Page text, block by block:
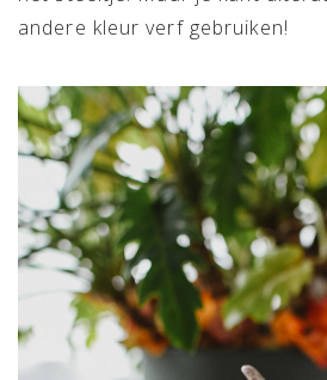
andere kleur verf gebruiken!